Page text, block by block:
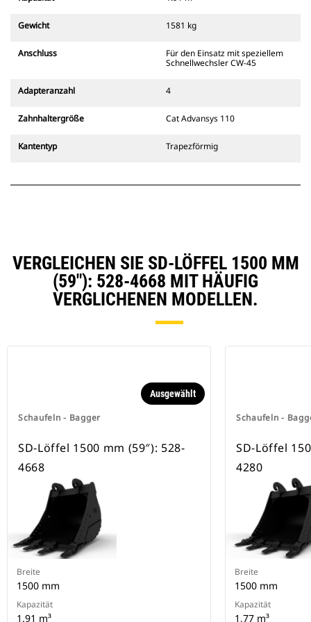
Mithilfe von akustischen und
sekundären Verriegelung der
Kupplung abgegeben werden,
Anbaugeräte und dafür, dass sie
Bolzengreifer sind kompatibel mit
für verschiedene Löffelbreiten
Schnellwechslersystem kompatibel
sind, verwenden feste
Schnellwechsleraufnahmen.
Spezielle CW-Schnellwechsler
Sicherung der Anbaugeräte.
Gewicht 1581 kg
Anschluss
Für den Einsatz mit speziellem
Schnellwechsler CW-45
Adapteranzahl 4
Zahnhaltergröße Cat Advansys 110
Kantentyp Trapezförmig
VERGLEICHEN SIE SD-LÖFFEL 1500 MM
(59″): 528-4668 MIT HÄUFIG
VERGLICHENEN MODELLEN.
Schaufeln - Bagger
Ausgewählt
SD-Löffel 1500 mm (59″): 528-
4668
Breite
1500 mm
Kapazität
1.91 m³
Schaufeln -
SD-Löffel
4280
Breite
1500 mm
Kapazität
1,77 m³